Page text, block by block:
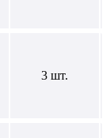
3 шт.